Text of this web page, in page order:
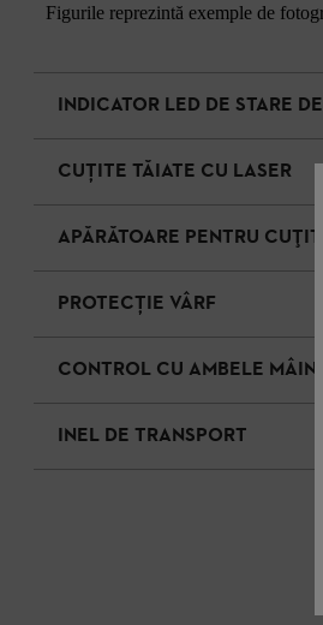
Figurile reprezintă exemple de
INDICATOR LED DE STARE
CUŢITE TĂIATE CU LASER
APĂRĂTOARE PENTRU CUȚIT
PROTECŢIE VÂRF
CONTROL CU AMBELE MÂINI
INEL DE TRANSPORT